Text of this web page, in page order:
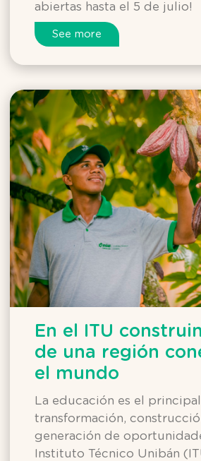
abiertas hasta el 5 de julio!
See more
En el ITU
de una región
el mundo
La educación es el
transformación,
generación de
Instituto Técnico Unibán